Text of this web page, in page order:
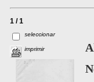
1 / 1
seleccionar
imprimir